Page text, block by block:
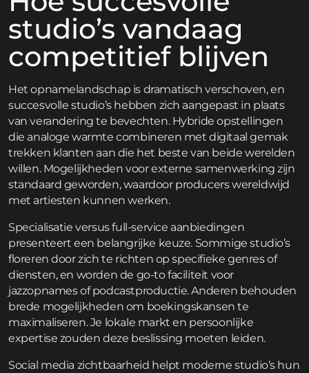
studio’s vandaag
competitief blijven
Het opnamelandschap is dramatisch verschoven, en
succesvolle studio’s hebben zich aangepast in plaats
van verandering te bevechten. Hybride opstellingen
die analoge warmte combineren met digitaal gemak
trekken klanten aan die het beste van beide werelden
willen. Mogelijkheden voor externe samenwerking zijn
standaard geworden, waardoor producers wereldwijd
met artiesten kunnen werken.
Specialisatie versus full-service aanbiedingen
presenteert een belangrijke keuze. Sommige studio’s
floreren door zich te richten op specifieke genres of
diensten, en worden de go-to faciliteit voor
jazzopnames of podcastproductie. Anderen behouden
brede mogelijkheden om boekingskansen te
maximaliseren. Je lokale markt en persoonlijke
expertise zouden deze beslissing moeten leiden.
Social media zichtbaarheid helpt moderne studio’s hun